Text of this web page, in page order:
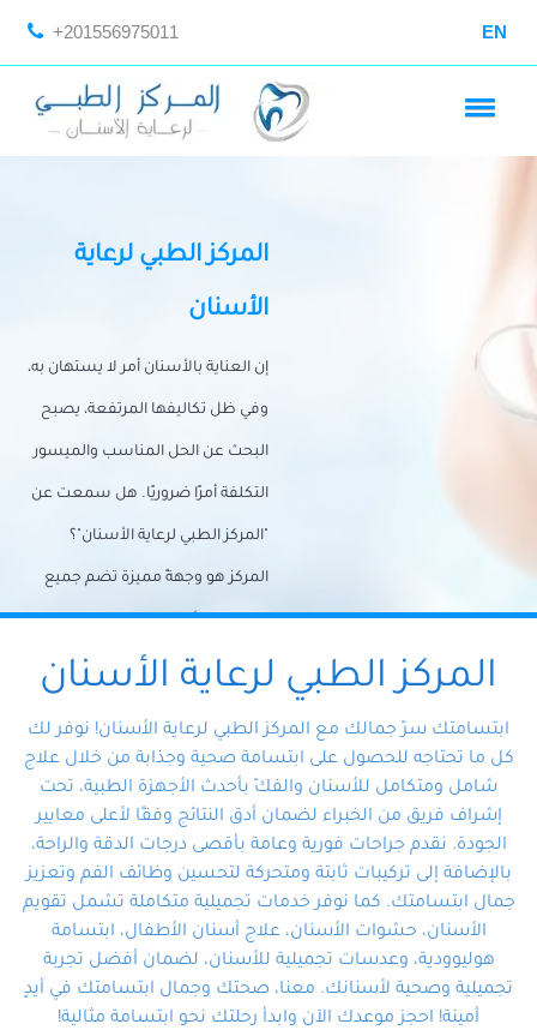
+201556975011 EN
المركز الطبي لرعاية
الأسنان
إن العناية بالأسنان أمر لا يستهان به،
وفي ظل تكاليفها المرتفعة، يصبح
البحث عن الحل المناسب والميسور
التكلفة أمرًا ضروريًا. هل سمعت عن
"المركز الطبي لرعاية الأسنان"؟
المركز هو وجهةً مميزة تضم جميع
احتياجات الأسنان تحت سقف واحد،
وتضمن لك حلاً شاملًا لجميع
المتخصص ذوي الخبرة، ستجد نفسك
في أيد أمينة تلبي احتياجاتك بكل
احترافية ودقة.
المركز الطبي لرعاية الأسنان
ابتسامتك سرّ جمالك مع المركز الطبي لرعاية الأسنان! نوفر لك
كل ما تحتاجه للحصول على ابتسامة صحية وجذابة من خلال علاج
شامل ومتكامل للأسنان والفكّ بأحدث الأجهزة الطبية، تحت
إشراف فريق من الخبراء لضمان أدق النتائج وفقًا لأعلى معايير
الجودة. نقدم جراحات فورية وعامة بأقصى درجات الدقة والراحة،
بالإضافة إلى تركيبات ثابتة ومتحركة لتحسين وظائف الفم وتعزيز
جمال ابتسامتك. كما نوفر خدمات تجميلية متكاملة تشمل تقويم
الأسنان، حشوات الأسنان، علاج أسنان الأطفال، ابتسامة
هوليوودية، وعدسات تجميلية للأسنان، لضمان أفضل تجربة
تجميلية وصحية لأسنانك. معنا، صحتك وجمال ابتسامتك في أيدٍ
أمينة! احجز موعدك الآن وابدأ رحلتك نحو ابتسامة مثالية!